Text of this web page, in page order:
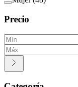
Precio